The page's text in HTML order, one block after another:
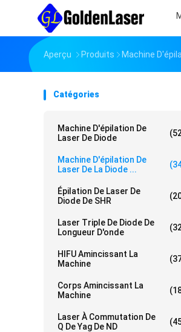
Aperçu Produits Machine
Catégories
Machine D'épilation De
Laser De Diode
Machine D'épilation De
Laser De La Diode ...
Épilation De Laser De
Diode De SHR
Laser Triple De Diode De
Longueur D'onde
HIFU Amincissant La
Machine
Corps Amincissant La
Machine
Laser À Commutation De
Q De Yag De ND